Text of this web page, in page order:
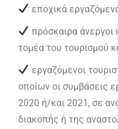
εποχικά
πρόσκαιρα άνεργοι
τομέα του τουρισμού
εργαζόμενοι
οποίων οι συμβάσεις
2020 ή/και 2021, σε
διακοπής ή της